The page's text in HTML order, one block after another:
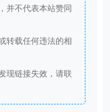
并不代表本站赞同
转载任何违法的相
现链接失效，请联